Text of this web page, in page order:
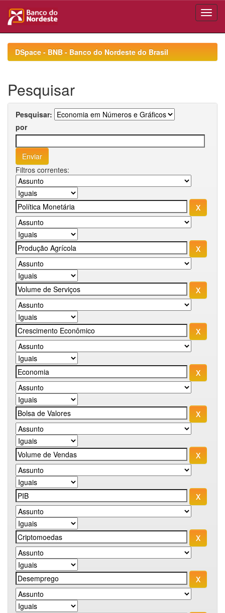
navigationDSpace - BNB - Banco do Nordeste do Brasil
Pesquisar
Pesquisar:
por
Filtros correntes: